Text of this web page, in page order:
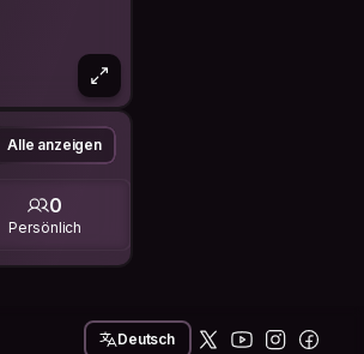
Alle anzeigen
0
Persönlich
Deutsch